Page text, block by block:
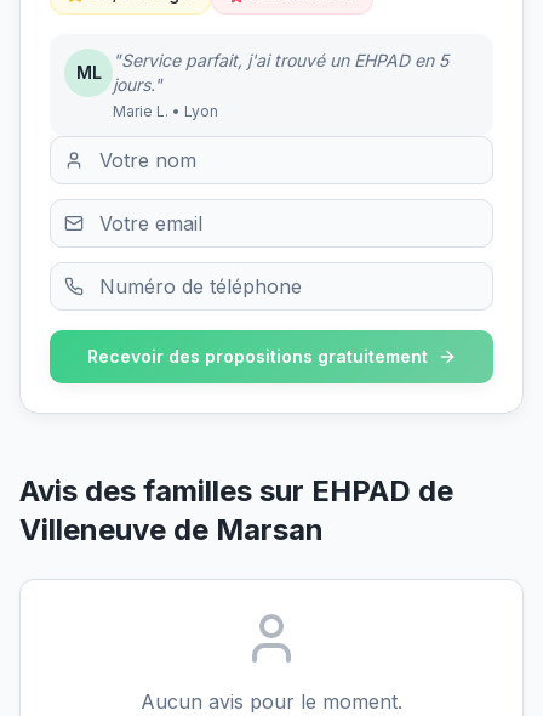
ML
"Service parfait, j'ai trouvé un EHPAD en 5
jours."
Marie L. • Lyon
Recevoir des propositions gratuitement
Avis des familles sur EHPAD de
Villeneuve de Marsan
Aucun avis pour le moment.